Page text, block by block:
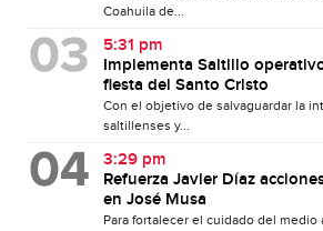
Coahuila de...
5:31 pm
Implementa Saltillo
fiesta del Santo Cristo
Con el objetivo de salvaguardar la
saltillenses y...
3:29 pm
Refuerza Javier Díaz
en José Musa
Para fortalecer el cuidado del